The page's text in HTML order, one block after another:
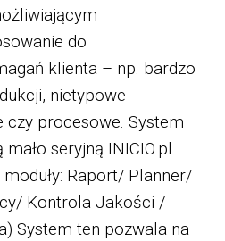
do
klienta – np. bardzo
nietypowe
procesowe. System
seryjną INICIO.pl
Raport/ Planner/
Kontrola Jakości /
System ten pozwala na